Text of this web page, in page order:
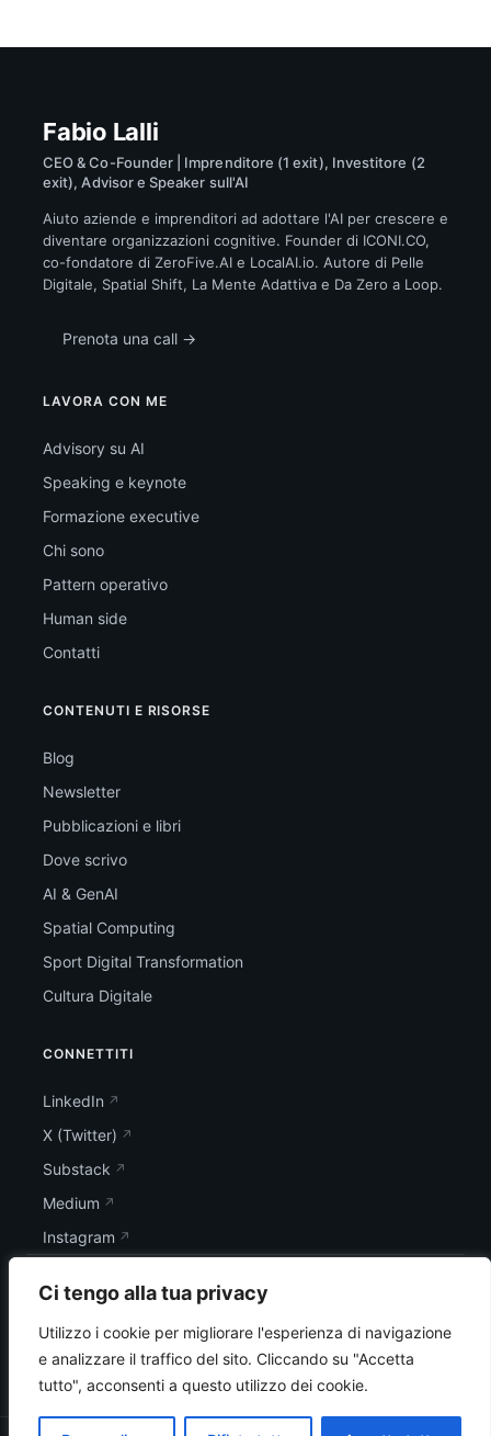
Ci tengo alla tua privacy
Utilizzo i cookie per migliorare l'esperienza di navigazione
e analizzare il traffico del sito. Cliccando su "Accetta
tutto", acconsenti a questo utilizzo dei cookie.
Fabio Lalli
CEO & Co-Founder | Imprenditore (1 exit), Investitore (2
exit), Advisor e Speaker sull'AI
Aiuto aziende e imprenditori ad adottare l'AI per crescere e
diventare organizzazioni cognitive. Founder di ICONI.CO,
co-fondatore di ZeroFive.AI e LocalAI.io. Autore di Pelle
Digitale, Spatial Shift, La Mente Adattiva e Da Zero a Loop.
Prenota una call →
LAVORA CON ME
Advisory su AI
Speaking e keynote
Formazione executive
Chi sono
Pattern operativo
Human side
Contatti
CONTENUTI E RISORSE
Blog
Newsletter
Pubblicazioni e libri
Dove scrivo
AI & GenAI
Spatial Computing
Sport Digital Transformation
Cultura Digitale
CONNETTITI
LinkedIn
X (Twitter)
Substack
Medium
Instagram